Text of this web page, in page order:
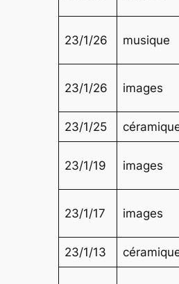
23/1/26 musique
23/1/26 images
23/1/25
23/1/19 images
23/1/17 images
23/1/13